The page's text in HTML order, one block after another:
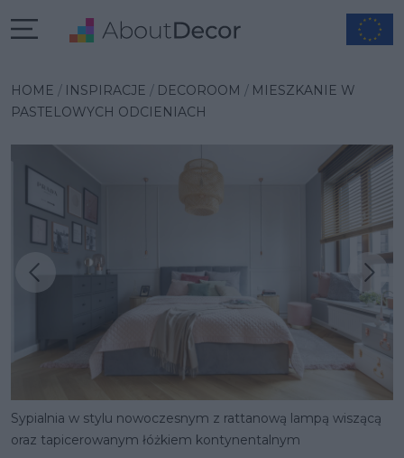
HOME INSPIRACJE DECOROOM
MIESZKANIE W
PASTELOWYCH ODCIENIACH
Poprzednia inspiracja
Następna inspiracja
Sypialnia w stylu nowoczesnym z rattanową lampą wiszącą
oraz tapicerowanym łóżkiem kontynentalnym